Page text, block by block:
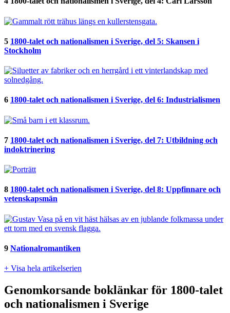
5 1800-talet och nationalismen i Sverige, del 5: Skansen i
Stockholm
6 1800-talet och nationalismen i Sverige, del 6: Industrialismen
7 1800-talet och nationalismen i Sverige, del 7: Utbildning och
indoktrinering
8 1800-talet och nationalismen i Sverige, del 8: Uppfinnare och
vetenskapsmän
9 Nationalromantiken
+ Visa hela artikelserien
Genomkorsande boklänkar för 1800-talet
och nationalismen i Sverige